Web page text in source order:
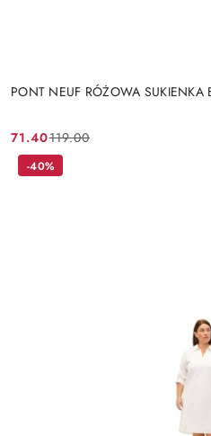
PONT NEUF RÓŻOWA
Cena
promocyjna:
71.40
Cena
przed
119.00
-40%